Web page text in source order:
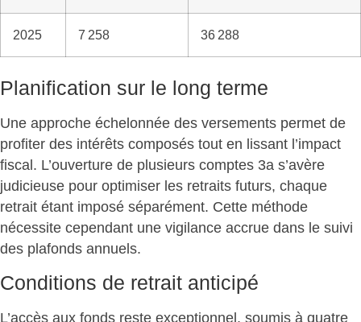
2025 7 258 36 288
Planification sur le long terme
Une approche échelonnée des versements permet de
profiter des intérêts composés tout en lissant l’impact
fiscal. L’ouverture de plusieurs comptes 3a s’avère
judicieuse pour optimiser les retraits futurs, chaque
retrait étant imposé séparément. Cette méthode
nécessite cependant une vigilance accrue dans le suivi
des plafonds annuels.
Conditions de retrait anticipé
L’accès aux fonds reste exceptionnel, soumis à quatre